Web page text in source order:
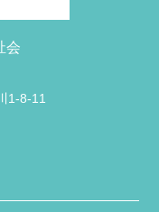
会
1-8-11